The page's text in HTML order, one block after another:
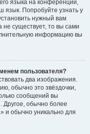
языка на конференции,
язык. Попробуйте узнать у
нужный вам
не существует, то вы сами
информацию вы
пользователя?
два изображения.
обычно это звёздочки,
сообщений вы
Другое, обычно более
и обычно уникально для